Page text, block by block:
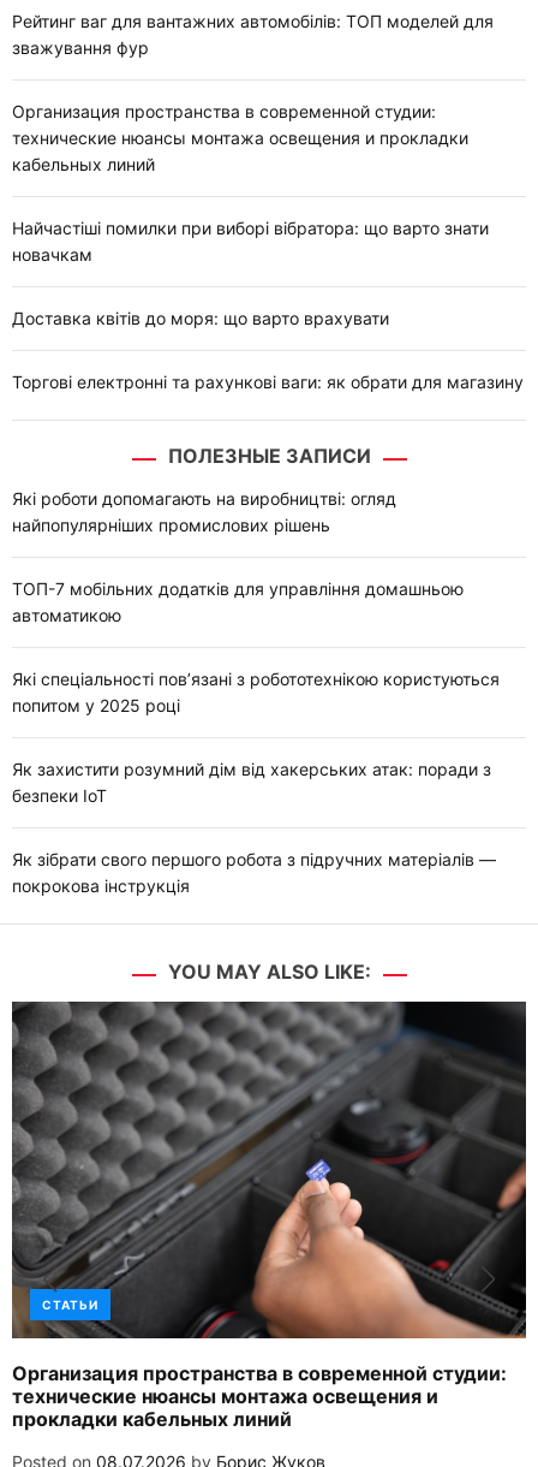
:Рейтинг ваг для вантажних автомобілів: ТОП моделей для
зважування фур
Организация пространства в современной студии:
технические нюансы монтажа освещения и прокладки
кабельных линий
Найчастіші помилки при виборі вібратора: що варто знати
новачкам
Доставка квітів до моря: що варто врахувати
Торгові електронні та рахункові ваги: як обрати для магазину
ПОЛЕЗНЫЕ ЗАПИСИ
Які роботи допомагають на виробництві: огляд
найпопулярніших промислових рішень
ТОП-7 мобільних додатків для управління домашньою
автоматикою
Які спеціальності пов’язані з робототехнікою користуються
попитом у 2025 році
Як захистити розумний дім від хакерських атак: поради з
безпеки IoT
Як зібрати свого першого робота з підручних матеріалів —
покрокова інструкція
YOU MAY ALSO LIKE:
СТАТЬИ
Организация пространства в современной студии:
технические нюансы монтажа освещения и
прокладки кабельных линий
Posted on 08.07.2026 by Борис Жуков